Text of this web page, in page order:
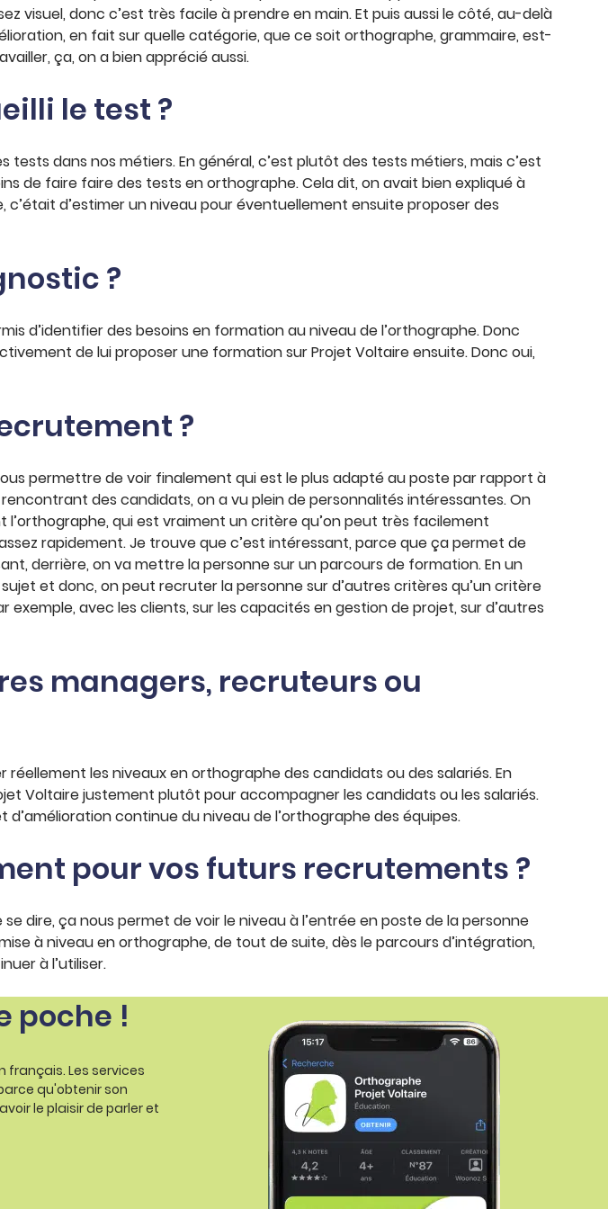
visuel, donc c’est très facile à prendre en main. Et puis aussi le côté, au-delà
en fait sur quelle catégorie, que ce soit orthographe, grammaire, est-
ça, on a bien apprécié aussi.
le test ?
tests dans nos métiers. En général, c’est plutôt des tests métiers, mais c’est
de faire faire des tests en orthographe. Cela dit, on avait bien expliqué à
d’estimer un niveau pour éventuellement ensuite proposer des
?
d’identifier des besoins en formation au niveau de l’orthographe. Donc
de lui proposer une formation sur Projet Voltaire ensuite. Donc oui,
?
permettre de voir finalement qui est le plus adapté au poste par rapport à
des candidats, on a vu plein de personnalités intéressantes. On
qui est vraiment un critère qu’on peut très facilement
rapidement. Je trouve que c’est intéressant, parce que ça permet de
derrière, on va mettre la personne sur un parcours de formation. En un
et donc, on peut recruter la personne sur d’autres critères qu’un critère
avec les clients, sur les capacités en gestion de projet, sur d’autres
managers, recruteurs ou
les niveaux en orthographe des candidats ou des salariés. En
Voltaire justement plutôt pour accompagner les candidats ou les salariés.
continue du niveau de l’orthographe des équipes.
pour vos futurs recrutements ?
dire, ça nous permet de voir le niveau à l’entrée en poste de la personne
à niveau en orthographe, de tout de suite, dès le parcours d’intégration,
à l’utiliser.
poche !
français. Les services
qu'obtenir son
le plaisir de parler et